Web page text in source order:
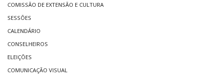
COMISSÃO DE EXTENSÃO E CULTURA
SESSÕES
CALENDÁRIO
CONSELHEIROS
ELEIÇÕES
COMUNICAÇÃO VISUAL